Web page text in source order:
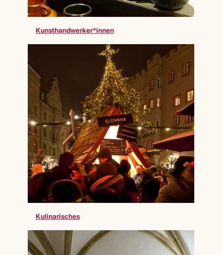
Kunsthandwerker*innen
Kulinarisches